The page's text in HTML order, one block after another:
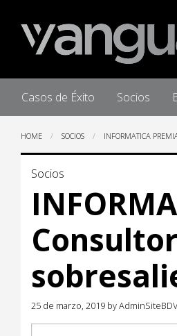
Home
Casos de Éxito Socios
HOME SOCIOS INFORMATICA
Socios
25 de marzo, 2019 by